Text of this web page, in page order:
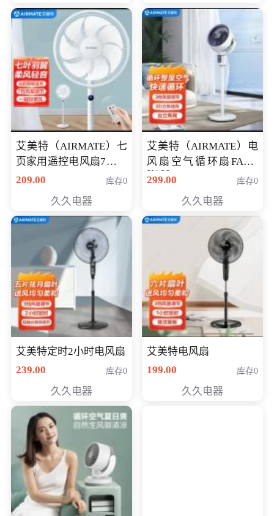
艾美特（AIRMATE）七
页家用遥控电风扇7档风
量空气循环摇头立式落
定时落地式风扇CS35-
R20
209.00 库存0
久久电器
艾美特（AIRMATE）电
风扇空气循环扇FA18-
X168
299.00 库存0
久久电器
艾美特定时2小时电风扇
239.00
库存0
久久电器
艾美特电风扇
199.00
库存0
久久电器